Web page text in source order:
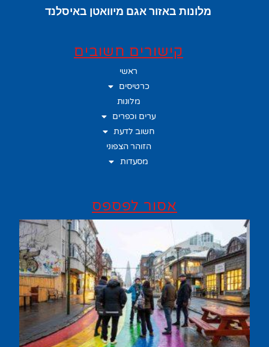
מלונות באזור אגם מיוואטן באיסלנד
קישורים חשובים
ראשי
כרטיסים
מלונות
ערים וכפרים
חשוב לדעת
הזוהר הצפוני
מסעדות
אסור לפספס